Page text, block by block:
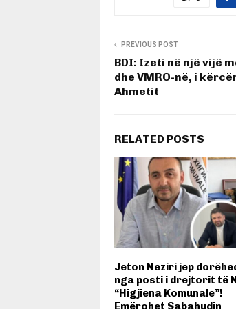
PREVIOUS POST
BDI: Izeti në një vijë
dhe VMRO-në, i
Ahmetit
RELATED POSTS
Jeton Neziri jep
nga posti i drejtorit të
“Higjiena Komunale”!
Emërohet Sabahudin